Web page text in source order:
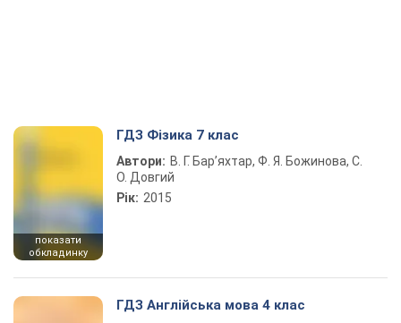
показати
обкладинку
ГДЗ Фізика 7 клас
Автори: В. Г. Бар’яхтар, Ф. Я. Божинова, С.
О. Довгий
Рік: 2015
ГДЗ Англійська мова 4 клас